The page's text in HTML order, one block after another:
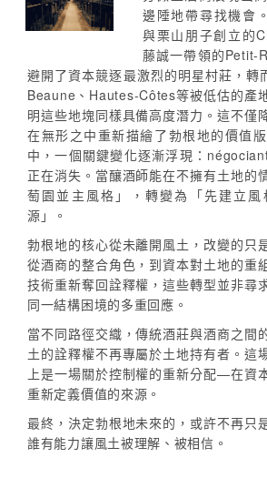
邊陲地帶尋找機會
與栗山朋子創立的
藤誠一帶領的Petit-
避開了資本競逐最激烈的明星村莊，轉
Beaune、Hautes-Côtes等被低估的產
明這些地塊同樣具備高度潛力。這不僅
在無形之中重新描繪了勃根地的價值
中，一個關鍵變化逐漸浮現：
正在消失。當釀酒師能在不擁有土地的
萄園並主風格」，轉變為「先建立
源」。
勃根地的核心從未離開風土，改變的只
從酒商的整合角色，到資本對土地的重
技術重新奪回詮釋權，這些轉型並非尋
同一結構困境的多重回應。
當不同路徑交織，傳統酒莊與酒商之間
土的詮釋權不再專屬於土地持有者。這
上是一場關於控制權的重新分配—在資
重新定義價值的來源。
最終，決定勃根地未來的，或許不再只
誰有能力讓風土被理解、被相信。